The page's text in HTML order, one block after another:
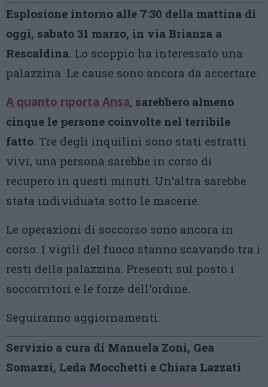
Esplosione intorno alle 7:30 della mattina di
oggi, sabato 31 marzo, in via Brianza a
Rescaldina. Lo scoppio ha interessato una
palazzina. Le cause sono ancora da accertare.
A quanto riporta Ansa, sarebbero almeno
cinque le persone coinvolte nel terribile
fatto. Tre degli inquilini sono stati estratti
vivi, una persona sarebbe in corso di
recupero in questi minuti. Un'altra sarebbe
stata individuata sotto le macerie.
Le operazioni di soccorso sono ancora in
corso. I vigili del fuoco stanno scavando tra i
resti della palazzina. Presenti sul posto i
soccorritori e le forze dell'ordine.
Seguiranno aggiornamenti.
Servizio a cura di Manuela Zoni, Gea
Somazzi, Leda Mocchetti e Chiara Lazzati